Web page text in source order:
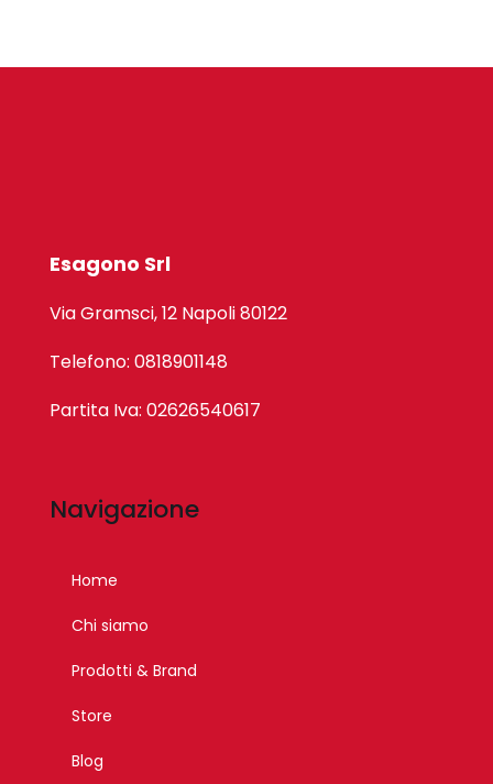
Esagono Srl
Via Gramsci, 12 Napoli 80122
Telefono: 0818901148
Partita Iva: 02626540617
Navigazione
Home
Chi siamo
Prodotti & Brand
Store
Blog